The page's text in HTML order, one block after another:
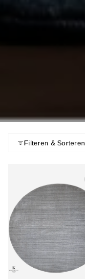
Filteren & Sorteren